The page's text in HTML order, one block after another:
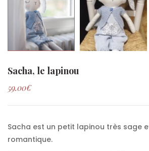
Sacha, le lapinou
59.00€
Sacha est un petit lapinou très sage
romantique.